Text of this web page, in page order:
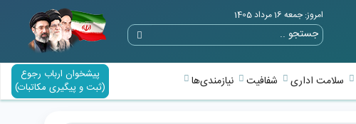
امروز: جمعه 16 مرداد 1405
پیشخوان ارباب رجوع
(ثبت و پیگیری مکاتبات)
سلامت اداری شفافیت نیازمندی‌ها